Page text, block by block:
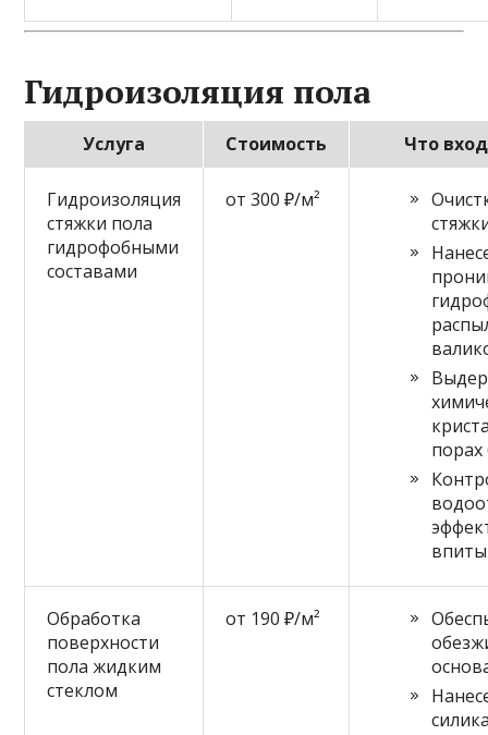
Гидроизоляция пола
Услуга Стоимость Что
Гидроизоляция
стяжки пола
гидрофобными
составами
от 300 ₽/м²
порах
Обработка
поверхности
пола жидким
стеклом
от 190 ₽/м²